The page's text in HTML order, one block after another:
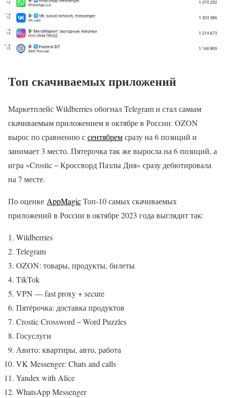
Топ скачиваемых приложений
Маркетплейс Wildberries обогнал Telegram и стал самым
скачиваемым приложением в октябре в России. OZON
вырос по сравнению ссентябремсразу на 6 позиций и
занимает 3 место. Пятерочка так же выросла на 6 позиций, а
игра «Crostic－Кроссворд Пазлы Дня» сразу дебютировала
на 7 месте.
По оценке AppMagicТоп-10 самых скачиваемых
приложений в России в октябре 2023 года выглядит так:
Wildberries
Telegram
OZON: товары, продукты, билеты
TikTok
VPN — fast proxy + secure
Пятёрочка: доставка продуктов
Crostic Crossword－Word Puzzles
Госуслуги
Авито: квартиры, авто, работа
VK Messenger: Chats and calls
Yandex with Alice
WhatsApp Messenger